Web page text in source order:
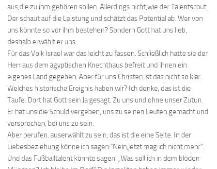
aus,die zu ihm gehören sollen. Allerdings nicht,wie der Talentscout.
Der schaut auf die Leistung und schätzt das Potential ab. Wer von
uns könnte so vor ihm bestehen? Sondern Gott hat uns lieb,
deshalb erwählt er uns.
Für das Volk Israel war das leicht zu fassen. Schließlich hatte sie der
Herr aus dem ägyptischen Knechthaus befreit und ihnen ein
eigenes Land gegeben. Aber für uns Christen ist das nicht so klar.
Welches historische Ereignis haben wir? Ich denke, das ist die
Taufe. Dort hat Gott sein Ja gesagt. Zu uns und ohne unser Zutun.
Er hat uns die Schuld vergeben, uns zu seinen Leuten gemacht und
versprochen, bei uns zu sein.
Aber berufen, auserwählt zu sein, das ist die eine Seite. In der
Liebesbeziehung könne ich sagen:“Nein,jetzt mag ich nicht mehr“.
Und das Fußballtalent könnte sagen: „Was soll ich in dem blöden